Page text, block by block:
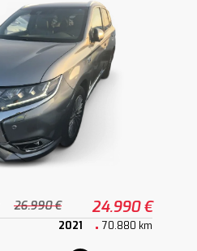
26.990 € 24.990 €
2021 70.880 km